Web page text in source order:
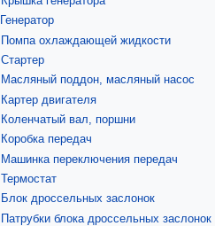
Генератор
Помпа охлаждающей жидкости
Стартер
Масляный поддон, масляный насос
Картер двигателя
Коленчатый вал, поршни
Коробка передач
Машинка переключения передач
Термостат
Блок дроссельных заслонок
Патрубки блока дроссельных заслонок